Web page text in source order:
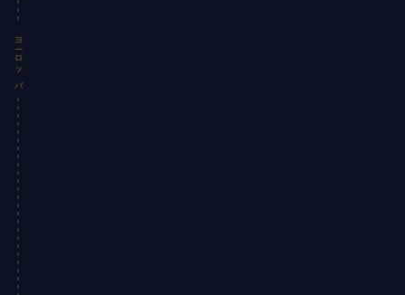
ヨーロッパ